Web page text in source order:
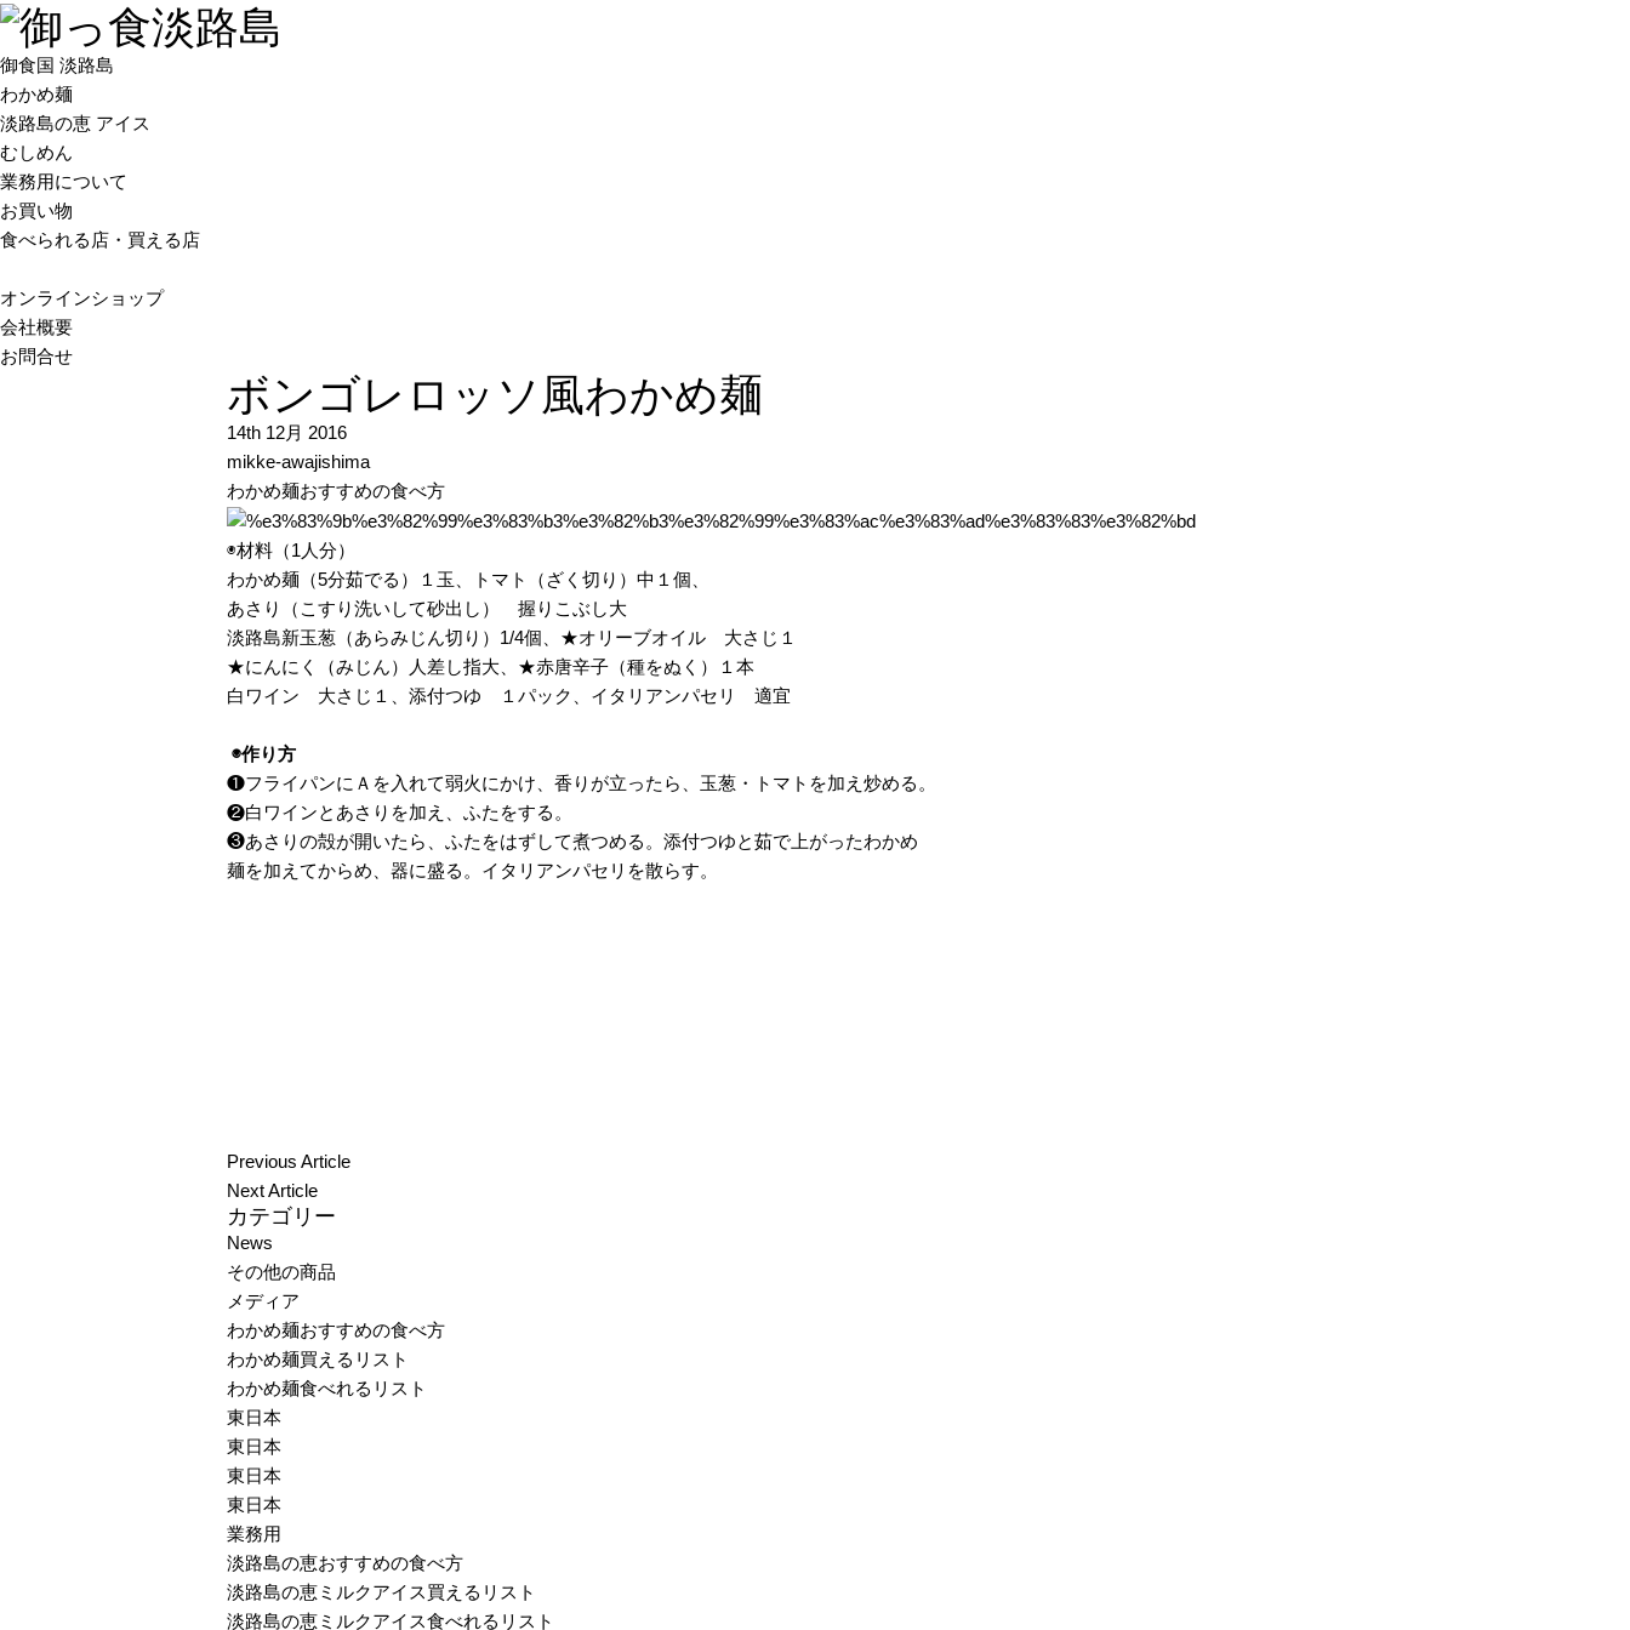
御食国 淡路島
わかめ麺
淡路島の恵 アイス
むしめん
業務用について
お買い物
食べられる店・買える店
オンラインショップ
会社概要
お問合せ
ボンゴレロッソ風わかめ麺
14th 12月 2016
mikke-awajishima
わかめ麺おすすめの食べ方
◉材料（1人分）
わかめ麺（5分茹でる）１玉、トマト（ざく切り）中１個、
あさり（こすり洗いして砂出し） 握りこぶし大
淡路島新玉葱（あらみじん切り）1/4個、★オリーブオイル 大さじ１
★にんにく（みじん）人差し指大、★赤唐辛子（種をぬく）１本
白ワイン 大さじ１、添付つゆ １パック、イタリアンパセリ 適宜
◉作り方
❶フライパンにＡを入れて弱火にかけ、香りが立ったら、玉葱・トマトを加え炒める。
❷白ワインとあさりを加え、ふたをする。
❸あさりの殻が開いたら、ふたをはずして煮つめる。添付つゆと茹で上がったわかめ
麺を加えてからめ、器に盛る。イタリアンパセリを散らす。
Previous Article
Next Article
カテゴリー
News
その他の商品
メディア
わかめ麺おすすめの食べ方
わかめ麺買えるリスト
わかめ麺食べれるリスト
東日本
東日本
東日本
東日本
業務用
淡路島の恵おすすめの食べ方
淡路島の恵ミルクアイス買えるリスト
淡路島の恵ミルクアイス食べれるリスト